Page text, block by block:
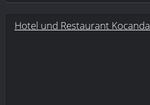
Hotel und Restaurant Kocanda